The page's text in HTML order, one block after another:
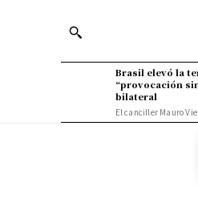
Brasil elevó la
“provocación
bilateral
El canciller Mauro